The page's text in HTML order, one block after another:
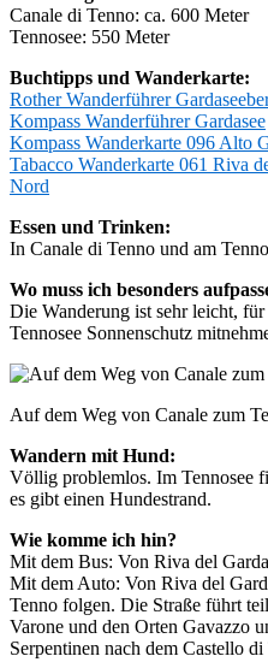
Canale di Tenno: ca. 600 Meter
Tennosee: 550 Meter
Buchtipps und Wanderkarte:
Rother Wanderführer
Kompass Wanderführer Gardasee
Kompass Wanderkarte 096 Alto
Tabacco Wanderkarte 061 Riva
Nord
Essen und Trinken:
In Canale di Tenno und am
Wo muss ich besonders
Die Wanderung ist sehr leicht,
Tennosee Sonnenschutz
Auf dem Weg von Canale zum
Wandern mit Hund:
Völlig problemlos. Im Tennosee
es gibt einen Hundestrand.
Wie komme ich hin?
Mit dem Bus: Von Riva del
Mit dem Auto: Von Riva del
Tenno folgen. Die Straße führt
Varone und den Orten Gavazzo
Serpentinen nach dem Castello